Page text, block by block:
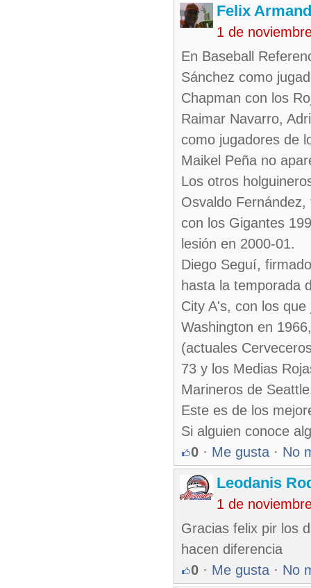
Felix
1 de
En Baseball
Sánchez como
Chapman con los
Raimar Navarro,
como jugadores de
Maikel Peña no
Los otros
Osvaldo
con los Gigantes
lesión en 2000-01.
Diego Seguí,
hasta la temporada
City A's, con los
Washington en
(actuales
73 y los Medias
Marineros de
Este es de los
Si alguien conoce
0 · Me gusta · No
Leodanis
1 de
Gracias felix pir los
hacen diferencia
0 · Me gusta · No